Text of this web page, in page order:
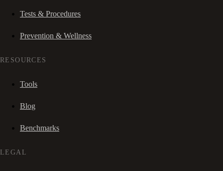
Tests & Procedures
Prevention & Wellness
RESOURCES
Tools
Blog
Benchmarks
LEGAL